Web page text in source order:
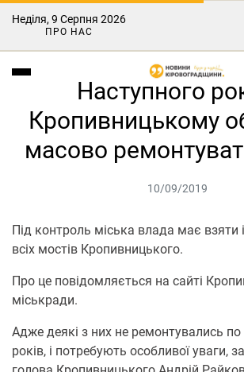
Неділя, 9 Серпня 2026
ПРО НАС
Наступного
Кропивницькому
масово
10/09/2019
Під контроль міська влада має взяти
всіх мостів Кропивницького.
Про це повідомляється на сайті
міськради.
Адже деякі з них не ремонтувались по
років, і потребують особливої уваги,